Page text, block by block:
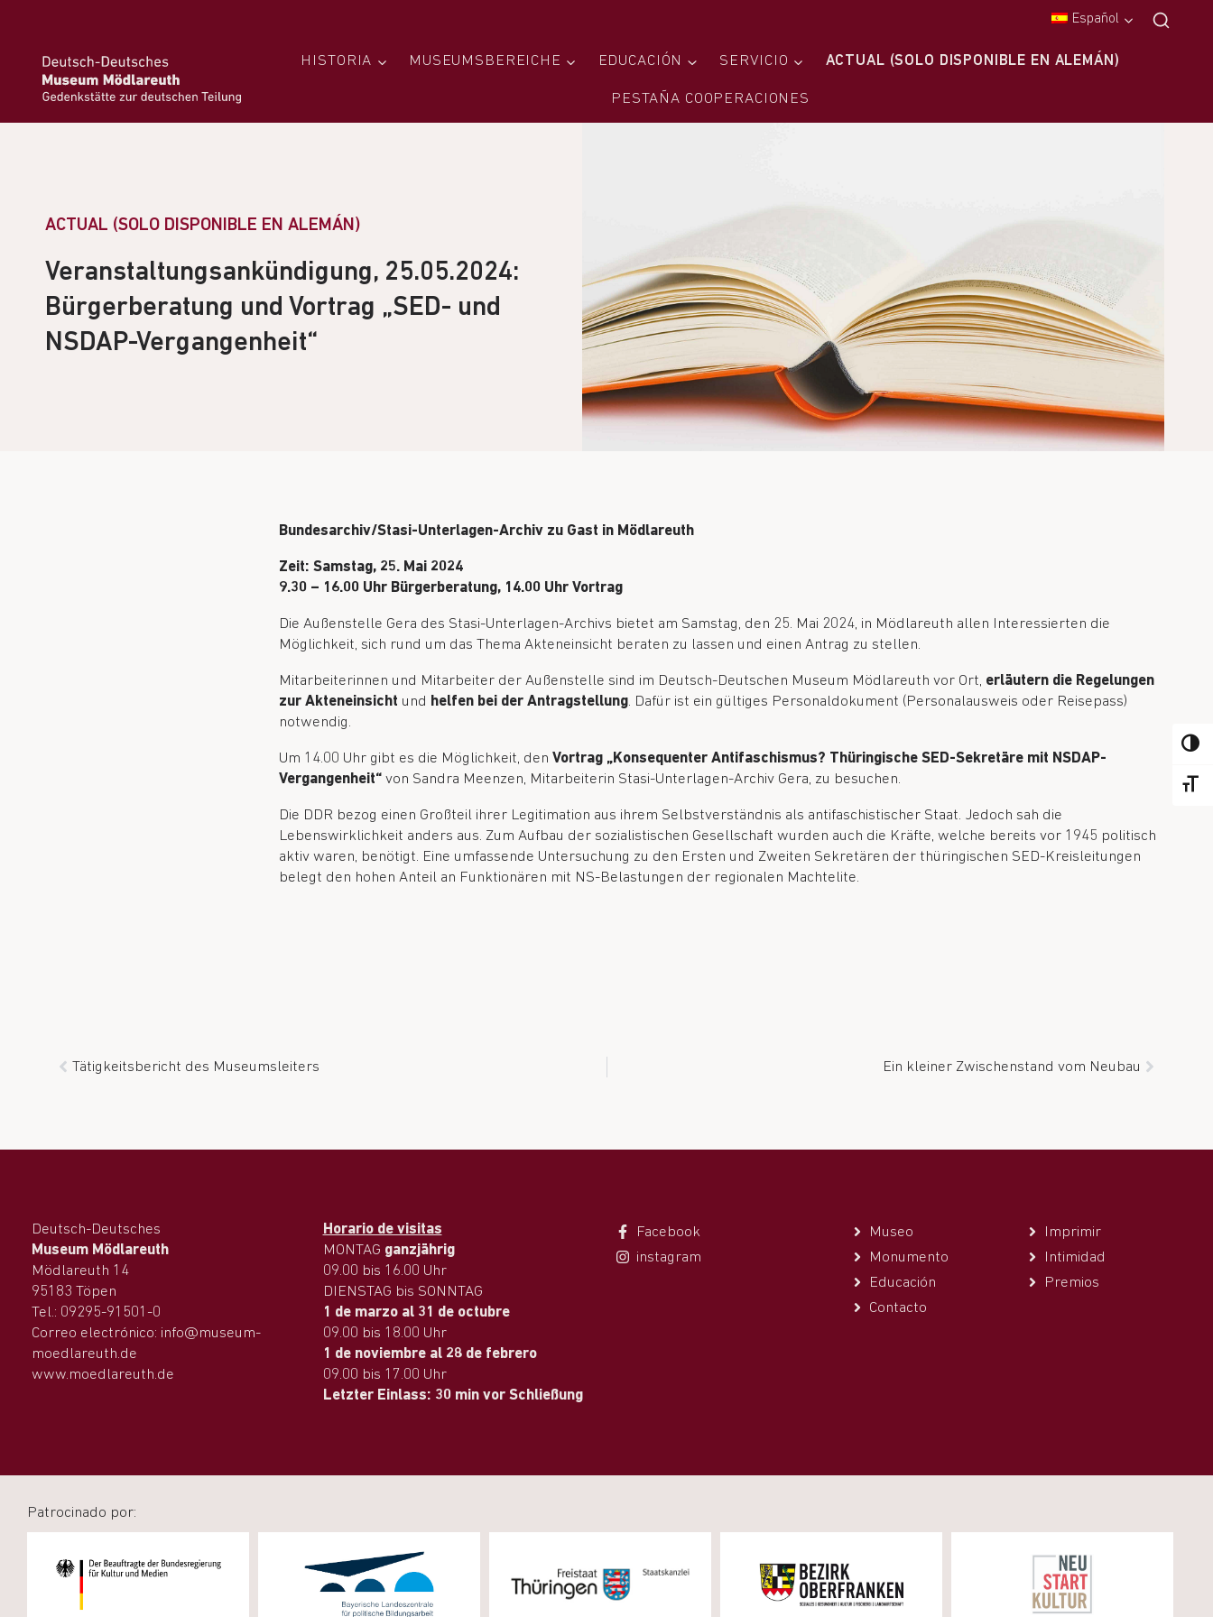
Español
HISTORIA MUSEUMSBEREICHE EDUCACIÓN SERVICIO ACTUAL (SOLO DISPONIBLE EN ALEMÁN)
PESTAÑA COOPERACIONES
ACTUAL (SOLO DISPONIBLE EN ALEMÁN)
Veranstaltungsankündigung, 25.05.2024:
Bürgerberatung und Vortrag „SED- und
NSDAP-Vergangenheit“
Bundesarchiv/Stasi-Unterlagen-Archiv zu Gast in Mödlareuth
Zeit: Samstag, 25. Mai 2024
9.30 – 16.00 Uhr Bürgerberatung, 14.00 Uhr Vortrag
Die Außenstelle Gera des Stasi-Unterlagen-Archivs bietet am Samstag, den 25. Mai 2024, in Mödlareuth allen Interessierten die
Möglichkeit, sich rund um das Thema Akteneinsicht beraten zu lassen und einen Antrag zu stellen.
Mitarbeiterinnen und Mitarbeiter der Außenstelle sind im Deutsch-Deutschen Museum Mödlareuth vor Ort, erläutern die Regelungen
zur Akteneinsicht und helfen bei der Antragstellung. Dafür ist ein gültiges Personaldokument (Personalausweis oder Reisepass)
notwendig.
Um 14.00 Uhr gibt es die Möglichkeit, den Vortrag „Konsequenter Antifaschismus? Thüringische SED-Sekretäre mit NSDAP-
Vergangenheit“von Sandra Meenzen, Mitarbeiterin Stasi-Unterlagen-Archiv Gera, zu besuchen.
Die DDR bezog einen Großteil ihrer Legitimation aus ihrem Selbstverständnis als antifaschistischer Staat. Jedoch sah die
Lebenswirklichkeit anders aus. Zum Aufbau der sozialistischen Gesellschaft wurden auch die Kräfte, welche bereits vor 1945 politisch
aktiv waren, benötigt. Eine umfassende Untersuchung zu den Ersten und Zweiten Sekretären der thüringischen SED-Kreisleitungen
belegt den hohen Anteil an Funktionären mit NS-Belastungen der regionalen Machtelite.
Tätigkeitsbericht des Museumsleiters Ein kleiner Zwischenstand vom Neubau
Deutsch-Deutsches
Museum Mödlareuth
Mödlareuth 14
95183 Töpen
Tel.: 09295-91501-0
Correo electrónico: info@museum-
moedlareuth.de
www.moedlareuth.de
Horario de visitas
MONTAG ganzjährig
09.00 bis 16.00 Uhr
DIENSTAG bis SONNTAG
1 de marzo al 31 de octubre
09.00 bis 18.00 Uhr
1 de noviembre al 28 de febrero
09.00 bis 17.00 Uhr
Letzter Einlass: 30 min vor Schließung
Facebook
instagram
Museo
Monumento
Educación
Contacto
Imprimir
Intimidad
Premios
Patrocinado por: